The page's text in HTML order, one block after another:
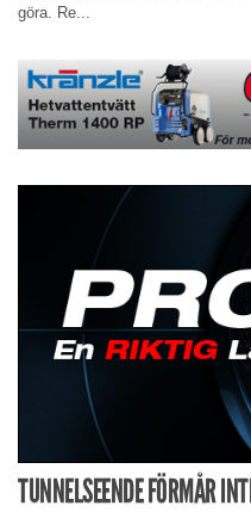
göra. Re...
TUNNELSEENDE FÖRMÅR